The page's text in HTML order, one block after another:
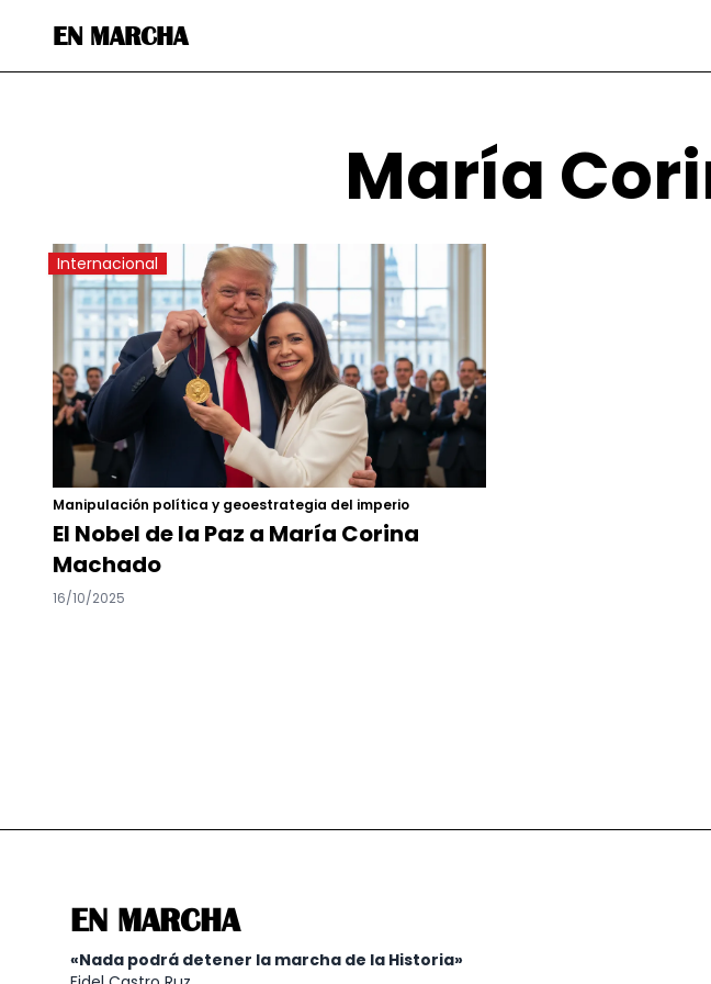
EN MARCHA
María
Internacional
Manipulación política y geoestrategia del imperio
El Nobel de la Paz a María Corina
Machado
16/10/2025
EN MARCHA
«Nada podrá detener la marcha de la Historia»